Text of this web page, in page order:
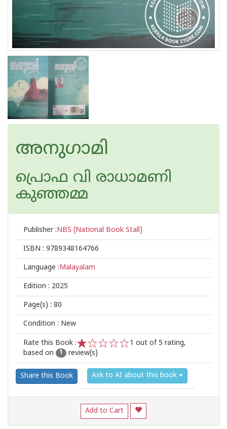
അനുഗാമി
പ്രൊഫ വി രാധാമണി
കുഞ്ഞമ്മ
Publisher :NBS (National Book Stall)
ISBN : 9789348164766
Language :Malayalam
Edition : 2025
Page(s) : 80
Condition : New
Rate this Book :
2
1
1 out of 5 rating,
based on
1 review(s)
Share this Book Ask to AI about this book
Add to Cart